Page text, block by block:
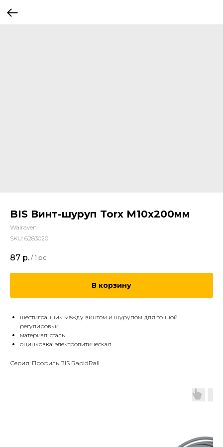
BIS Винт-шуруп Torx M10x200мм
Walraven
SKU: 6283020
87 р. / 1 pc
В корзину
шестигранник между винтом и шурупом для точной
регулировки
материал: сталь
оцинковка: электролитическая
Серия: Профиль BIS RapidRail